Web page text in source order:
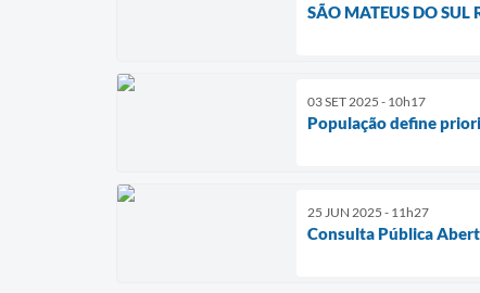
SÃO MATEUS DO
03 SET 2025 - 10h17
População define
25 JUN 2025 - 11h27
Consulta Pública